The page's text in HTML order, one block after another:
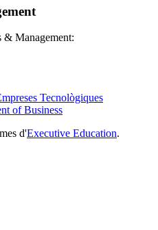
& Management:
Tecnològiques
of Business
d'Executive Education.